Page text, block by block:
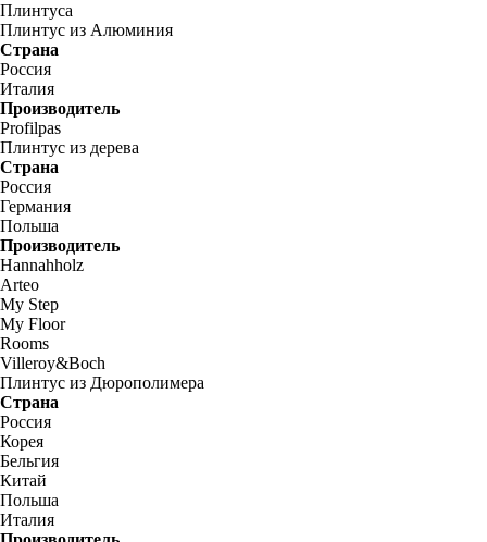
Плинтуса
Плинтус из Алюминия
Страна
Россия
Италия
Производитель
Profilpas
Плинтус из дерева
Страна
Россия
Германия
Польша
Производитель
Hannahholz
Arteo
My Step
My Floor
Rooms
Villeroy&Boch
Плинтус из Дюрополимера
Страна
Россия
Корея
Бельгия
Китай
Польша
Италия